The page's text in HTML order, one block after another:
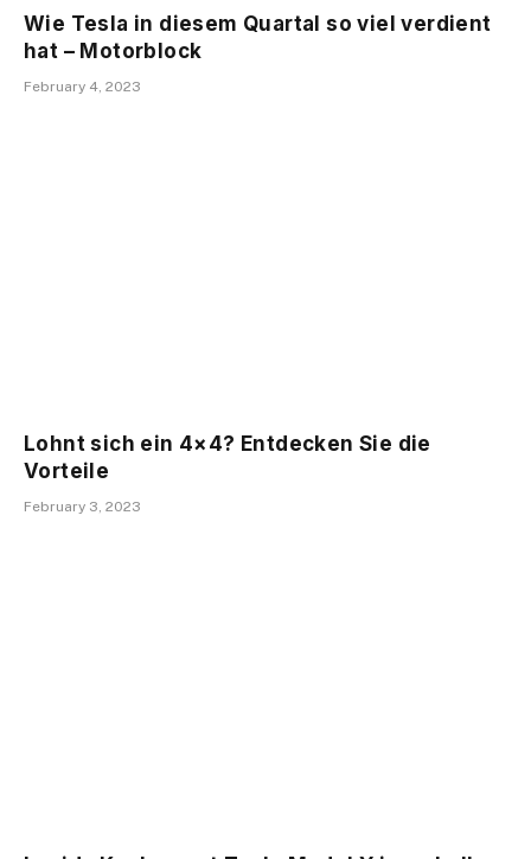
Wie Tesla in diesem Quartal so viel verdient
hat – Motorblock
February 4, 2023
Lohnt sich ein 4×4? Entdecken Sie die
Vorteile
February 3, 2023